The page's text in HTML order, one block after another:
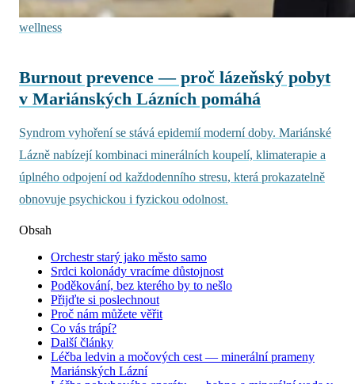
wellness
Burnout prevence — proč lázeňský pobyt
v Mariánských Lázních pomáhá
Syndrom vyhoření se stává epidemií moderní doby. Mariánské
Lázně nabízejí kombinaci minerálních koupelí, klimaterapie a
úplného odpojení od každodenního stresu, která prokazatelně
obnovuje psychickou i fyzickou odolnost.
Obsah
Orchestr starý jako město samo
Srdci kolonády vracíme důstojnost
Poděkování, bez kterého by to nešlo
Přijďte si poslechnout
Proč nám můžete věřit
Co vás trápí?
Další články
Léčba ledvin a močových cest — minerální prameny
Mariánských Lázní